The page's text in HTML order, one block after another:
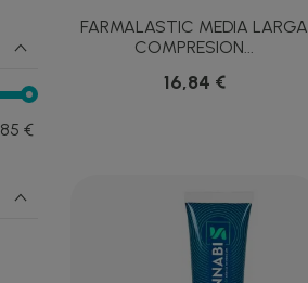
85 €
FARMALASTIC MEDIA LARGA
COMPRESION...
16,84 €